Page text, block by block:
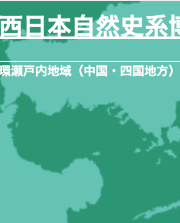
容
を
ス
キ
ッ
プ